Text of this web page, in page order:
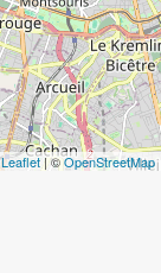
Leaflet| ©OpenStreetMap